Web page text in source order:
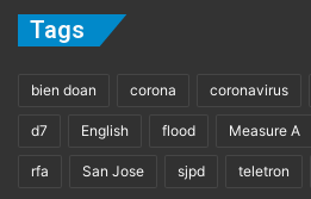
Tags
bien doan corona coronavirus
d7 English flood Measure A
rfa San Jose sjpd teletron